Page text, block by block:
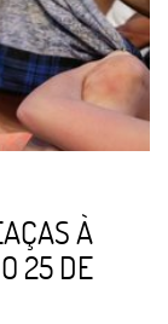
À
25 DE